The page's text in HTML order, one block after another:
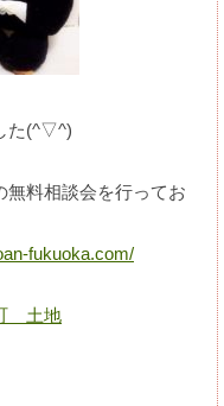
た(^▽^)
無料相談会を行ってお
fukuoka.com/
土地